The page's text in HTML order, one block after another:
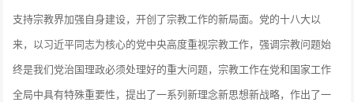
支持宗教界加强自身建设，开创了宗教工作的新局面。党的十八大以
来，以习近平同志为核心的党中央高度重视宗教工作，强调宗教问题始
终是我们党治国理政必须处理好的重大问题，宗教工作在党和国家工作
全局中具有特殊重要性，提出了一系列新理念新思想新战略，作出了一